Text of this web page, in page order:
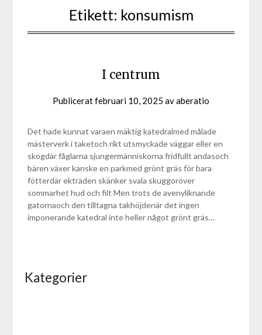
Etikett: konsumism
I centrum
Publiceratfebruari 10, 2025 avaberatio
Det hade kunnat varaen mäktig katedralmed målade
mästerverk i taketoch rikt utsmyckade väggar eller en
skogdär fåglarna sjungermänniskorna fridfullt andasoch
bären växer kanske en parkmed grönt gräs för bara
fötterdär ekträden skänker svala skuggoröver
sommarhet hud och filt Men trots de avenyliknande
gatornaoch den tilltagna takhöjdenär det ingen
imponerande katedral inte heller något grönt gräs…
Kategorier